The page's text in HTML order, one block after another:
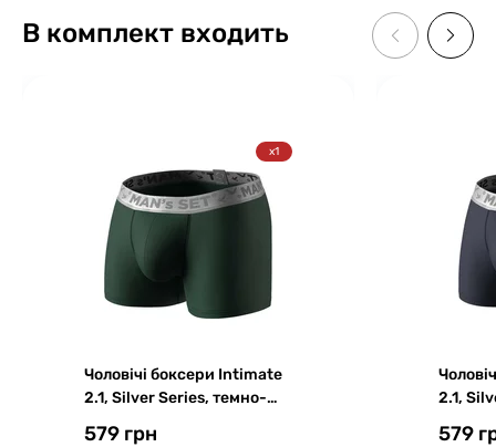
В комплект входить
x1
Чоловічі боксери Intimate
2.1, Silver Series, темно-
579 грн
2.1,
579